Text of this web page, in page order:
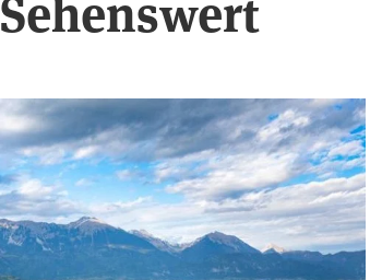
Sehenswert